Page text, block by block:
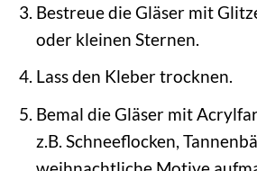
Bestreue die Gläser mit
oder kleinen Sternen.
Lass den Kleber trocknen.
Bemal die Gläser mit
z.B. Schneeflocken,